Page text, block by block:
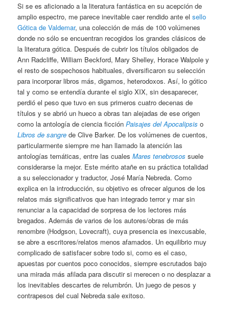
Si se es aficionado a la literatura fantástica en su acepción de
amplio espectro, me parece inevitable caer rendido ante elsello
Gótica de Valdemar, una colección de más de 100 volúmenes
donde no sólo se encuentran recogidos los grandes clásicos de
la literatura gótica. Después de cubrir los títulos obligados de
Ann Radcliffe, William Beckford, Mary Shelley, Horace Walpole y
el resto de sospechosos habituales, diversificaron su selección
para incorporar libros más, digamos, heterodoxos. Así, lo gótico
tal y como se entendía durante el siglo XIX, sin desaparecer,
perdió el peso que tuvo en sus primeros cuatro decenas de
títulos y se abrió un hueco a obras tan alejadas de ese origen
como la antología de ciencia ficciónPaisajes del Apocalipsis o
Libros de sangre de Clive Barker. De los volúmenes de cuentos,
particularmente siempre me han llamado la atención las
antologías temáticas, entre las cualesMares tenebrosos suele
considerarse la mejor. Este mérito atañe en su práctica totalidad
a su seleccionador y traductor, José María Nebreda. Como
explica en la introducción, su objetivo es ofrecer algunos de los
relatos más significativos que han integrado terror y mar sin
renunciar a la capacidad de sorpresa de los lectores más
bregados. Además de varios de los autores/obras de más
renombre (Hodgson, Lovecraft), cuya presencia es inexcusable,
se abre a escritores/relatos menos afamados. Un equilibrio muy
complicado de satisfacer sobre todo si, como es el caso,
apuestas por cuentos poco conocidos, siempre escrutados bajo
una mirada más afilada para discutir si merecen o no desplazar a
los inevitables descartes de relumbrón. Un juego de pesos y
contrapesos del cual Nebreda sale exitoso.